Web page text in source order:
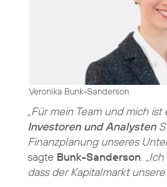
Veronika Bunk-Sanderson
„Für mein Team und mich
Investoren und Analysten
Finanzplanung unseres
sagte Bunk-Sanderson.
dass der Kapitalmarkt